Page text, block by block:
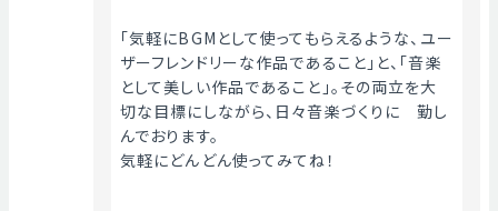
「気軽にBGMとして使ってもらえるような、ユー
ザーフレンドリーな作品であること」と、「音楽
として美しい作品であること」。その両立を大
切な目標にしながら、日々音楽づくりに　勤し
んでおります。
気軽にどんどん使ってみてね！